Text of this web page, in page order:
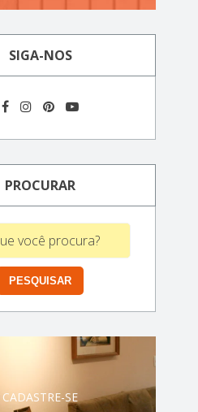
SIGA-NOS
PROCURAR
CADASTRE-SE